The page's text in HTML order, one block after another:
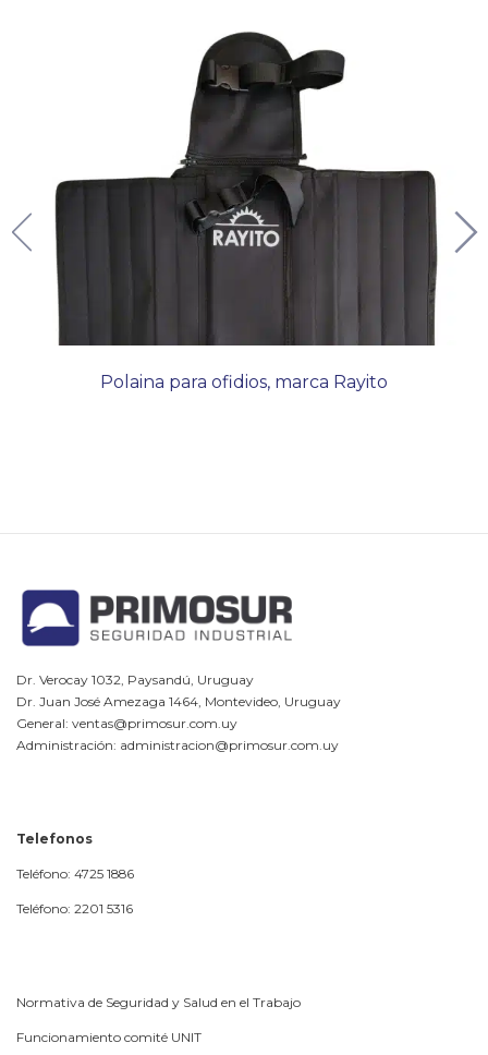
Polaina para ofidios, marca Rayito
Dr. Verocay 1032, Paysandú, Uruguay
Dr. Juan José Amezaga 1464, Montevideo, Uruguay
General: ventas@primosur.com.uy
Administración: administracion@primosur.com.uy
Telefonos
Teléfono: 4725 1886
Teléfono: 2201 5316
Normativa de Seguridad y Salud en el Trabajo
Funcionamiento comité UNIT